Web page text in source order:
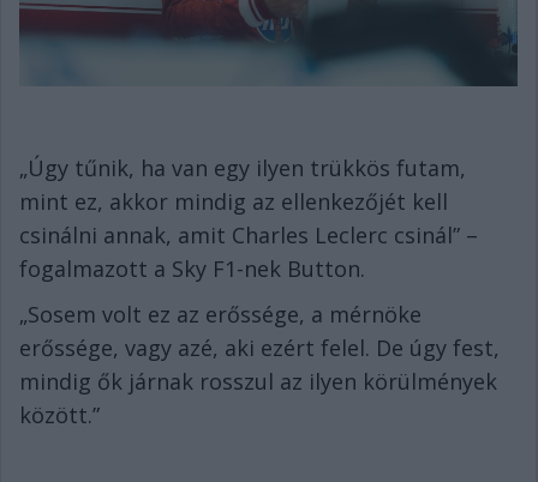
„Úgy tűnik, ha van egy ilyen trükkös futam,
mint ez, akkor mindig az ellenkezőjét kell
csinálni annak, amit Charles Leclerc csinál” –
fogalmazott a Sky F1-nek Button.
„Sosem volt ez az erőssége, a mérnöke
erőssége, vagy azé, aki ezért felel. De úgy fest,
mindig ők járnak rosszul az ilyen körülmények
között.”